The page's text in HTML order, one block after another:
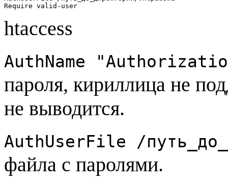
Require valid-user
htaccess
AuthName
пароля, кириллица не
не выводится.
AuthUserFile /
файла с паролями.